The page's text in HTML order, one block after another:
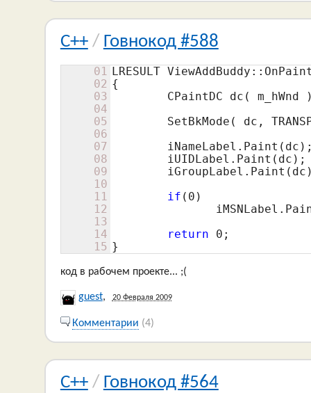
C++/ Говнокод #588
01
02
03
04
05
06
07
08
09
10
11
12
13
14
15
LRESULT
{
if ( 0 )
return
0 ;
}
код в рабочем проекте... ;(
guest, 20 Февраля 2009
Комментарии (4)
C++/ Говнокод #564